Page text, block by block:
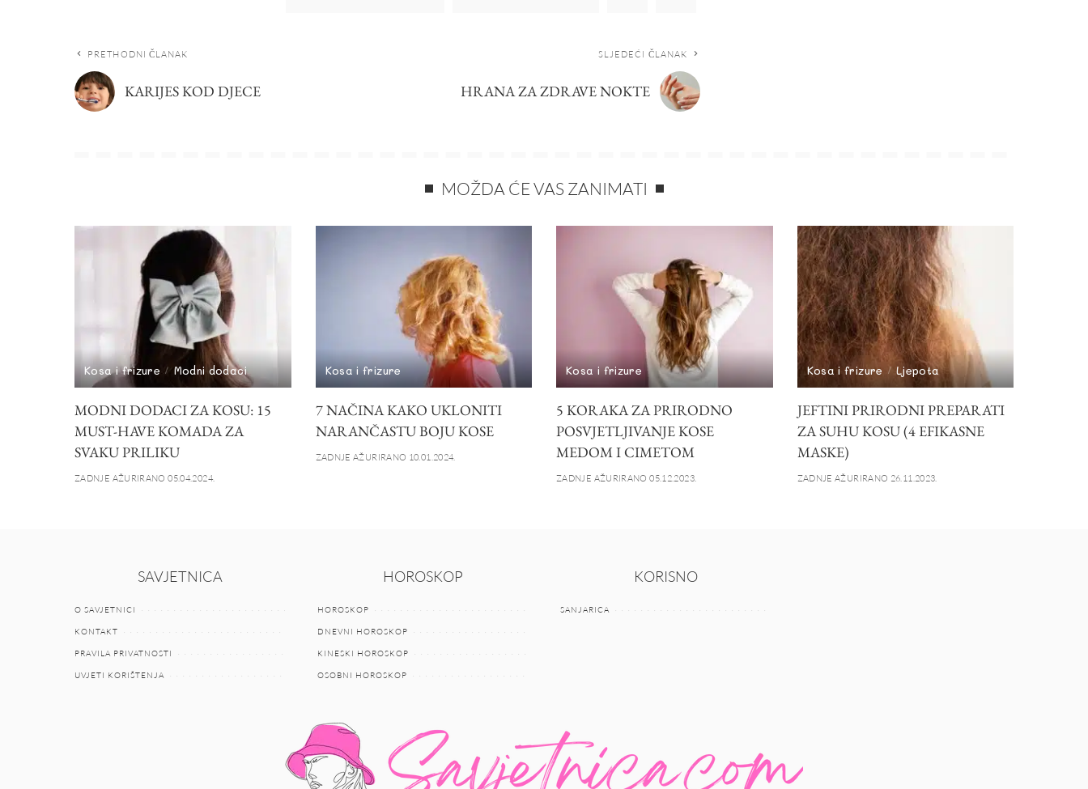
PRETHODNI ČLANAK
KARIJES KOD DJECE
SLJEDEĆI ČLANAK
HRANA ZA ZDRAVE NOKTE
MOŽDA ĆE VAS ZANIMATI
Kosa i frizure Modni dodaci
MODNI DODACI ZA KOSU: 15
MUST-HAVE KOMADA ZA
SVAKU PRILIKU
ZADNJE AŽURIRANO 05.04.2024.
Kosa i frizure
7 NAČINA KAKO UKLONITI
NARANČASTU BOJU KOSE
ZADNJE AŽURIRANO 10.01.2024.
Kosa i frizure
5 KORAKA ZA PRIRODNO
POSVJETLJIVANJE KOSE
MEDOM I CIMETOM
ZADNJE AŽURIRANO 05.12.2023.
Kosa i frizure Ljepota
JEFTINI PRIRODNI PREPARATI
ZA SUHU KOSU (4 EFIKASNE
MASKE)
ZADNJE AŽURIRANO 26.11.2023.
SAVJETNICA
O SAVJETNICI
KONTAKT
PRAVILA PRIVATNOSTI
UVJETI KORIŠTENJA
HOROSKOP
HOROSKOP
DNEVNI HOROSKOP
KINESKI HOROSKOP
OSOBNI HOROSKOP
KORISNO
SANJARICA